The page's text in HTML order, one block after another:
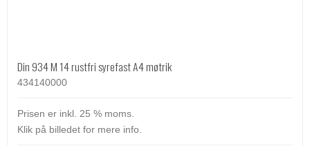
Din 934 M 14 rustfri syrefast A4 møtrik
434140000
Prisen er inkl. 25 % moms.
Klik på billedet for mere info.